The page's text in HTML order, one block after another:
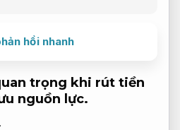
hồi nhanh
trọng khi rút tiền
nguồn lực.